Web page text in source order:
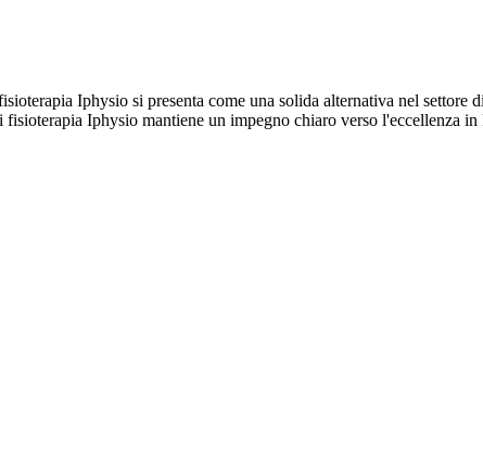
Iphysio si presenta come una solida alternativa nel
Iphysio mantiene un impegno chiaro verso l'eccellenza